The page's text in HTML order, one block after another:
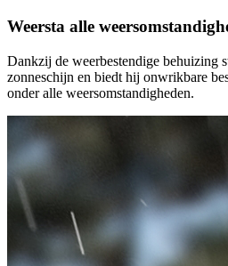
Weersta alle
Dankzij de weerbestendige behuizing
zonneschijn en biedt hij onwrikbare
onder alle weersomstandigheden.